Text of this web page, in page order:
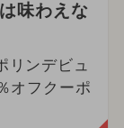
味わえな
リンデビュ
オフクーポ